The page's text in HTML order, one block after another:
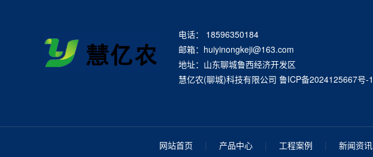
电话： 18596350184
邮箱：huiyinongkeji@163.com
地址：山东聊城鲁西经济开发区
慧亿农(聊城)科技有限公司 鲁ICP备2024125667号-1
网站首页 | 产品中心 | 工程案例 | 新闻资讯